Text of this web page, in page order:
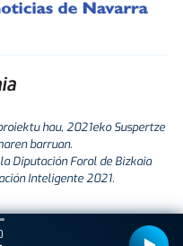
hau, 2021eko Suspertze
barruan.
Diputación Foral de Bizkaia
Inteligente 2021.